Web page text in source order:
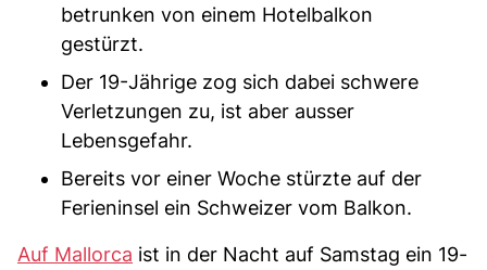
betrunken von einem Hotelbalkon
gestürzt.
Der 19-Jährige zog sich dabei schwere
Verletzungen zu, ist aber ausser
Lebensgefahr.
Bereits vor einer Woche stürzte auf der
Ferieninsel ein Schweizer vom Balkon.
Auf Mallorca ist in der Nacht auf Samstag ein 19-